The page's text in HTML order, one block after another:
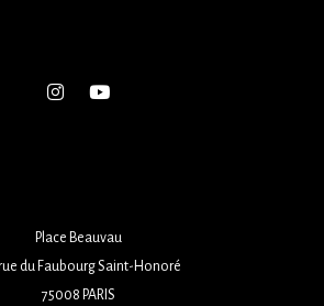
Place Beauvau
du Faubourg Saint-Honoré
75008 PARIS